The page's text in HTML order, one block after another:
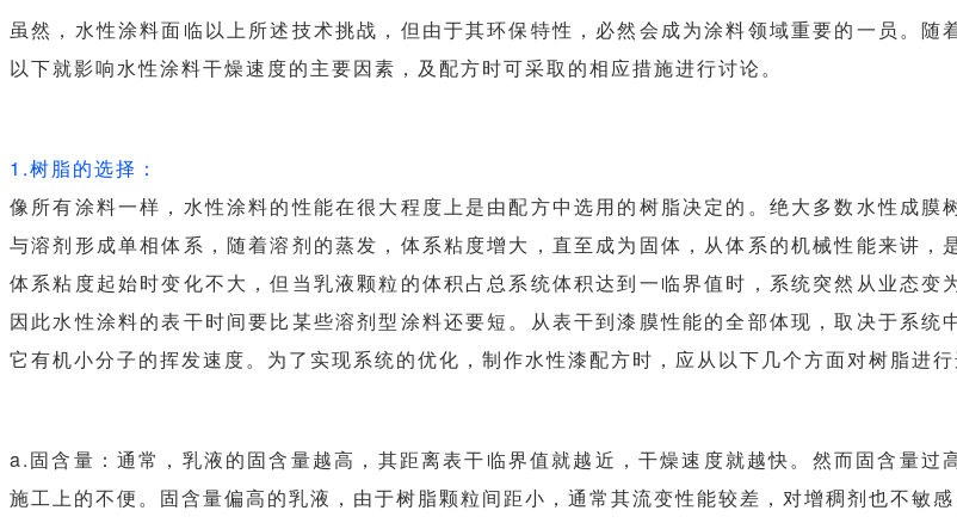
虽然，水性涂料面临以上所述技术挑战，但由于其环保特性，必然会成为涂料领域重要的一员。随
以下就影响水性涂料干燥速度的主要因素，及配方时可采取的相应措施进行讨论。
1.树脂的选择：
像所有涂料一样，水性涂料的性能在很大程度上是由配方中选用的树脂决定的。绝大多数水性成
与溶剂形成单相体系，随着溶剂的蒸发，体系粘度增大，直至成为固体，从体系的机械性能来讲
体系粘度起始时变化不大，但当乳液颗粒的体积占总系统体积达到一临界值时，系统突然从业态
因此水性涂料的表干时间要比某些溶剂型涂料还要短。从表干到漆膜性能的全部体现，取决于系
它有机小分子的挥发速度。为了实现系统的优化，制作水性漆配方时，应从以下几个方面对树脂进行
a.固含量：通常，乳液的固含量越高，其距离表干临界值就越近，干燥速度就越快。然而固含量
施工上的不便。固含量偏高的乳液，由于树脂颗粒间距小，通常其流变性能较差，对增稠剂也不敏